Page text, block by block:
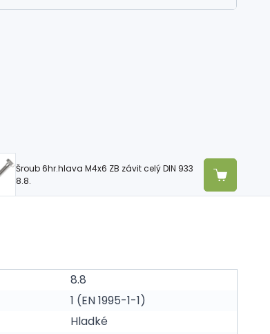
Šroub 6hr.hlava M4x6 ZB závit celý DIN 933
8.8.
8.8
1 (EN 1995-1-1)
Hladké